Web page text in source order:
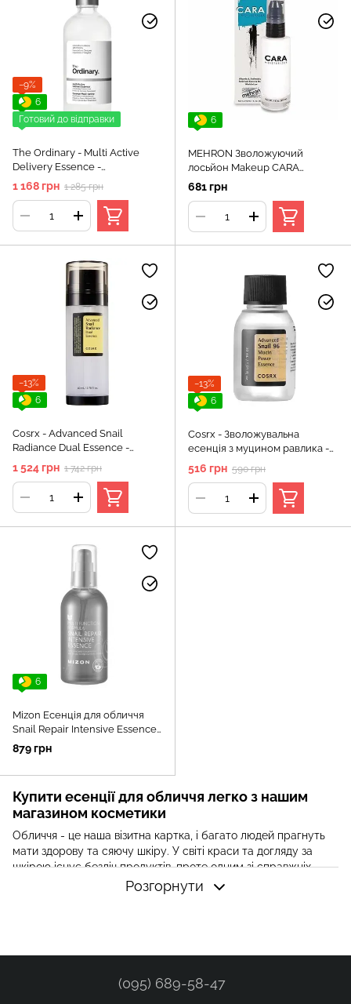
−9%
6
Готовий до відправки
The Ordinary - Multi Active
Delivery Essence -
Мультиактивна есенція для
обличчя, 100 мл
1 168 грн 1 285 грн
6
MEHRON Зволожуючий
лосьйон Makeup CARA
Moisturizer Lotion 1oz., 30 мл
681 грн
−13%
6
Cosrx - Advanced Snail
Radiance Dual Essence -
80ml
1 524 грн 1 742 грн
−13%
6
Cosrx - Зволожувальна
есенція з муцином равлика -
Advanced Snail 96 Mucin
Power Essence - 30ml
516 грн 590 грн
6
Mizon Есенція для обличчя
Snail Repair Intensive Essence,
100 мл
879 грн
Купити есенції для обличчя легко з нашим
магазином косметики
Обличчя - це наша візитна картка, і багато людей прагнуть
мати здорову та сяючу шкіру. У світі краси та догляду за
шкірою існує безліч продуктів, проте одним зі справжніх
скарбів у цьому світі є есенції для обличчя. Ці чарівні рідини
стали популярними серед поціновувачів краси завдяки своїм
корисні інгредієнти для шкіри, такі як вітаміни,
антиоксиданти, амінокислоти та інші поживні речовини. Вони
Розгорнути
(095) 689-58-47